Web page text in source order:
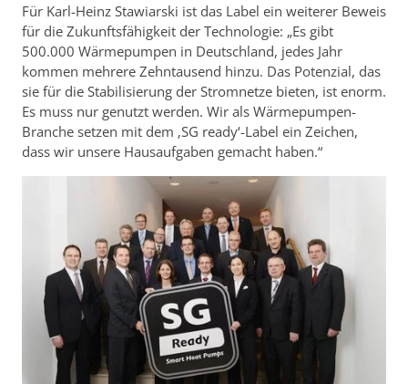
Für Karl-Heinz Stawiarski ist das Label ein weiterer Beweis
für die Zukunftsfähigkeit der Technologie: „Es gibt
500.000 Wärmepumpen in Deutschland, jedes Jahr
kommen mehrere Zehntausend hinzu. Das Potenzial, das
sie für die Stabilisierung der Stromnetze bieten, ist enorm.
Es muss nur genutzt werden. Wir als Wärmepumpen-
Branche setzen mit dem ‚SG ready‘-Label ein Zeichen,
dass wir unsere Hausaufgaben gemacht haben.“